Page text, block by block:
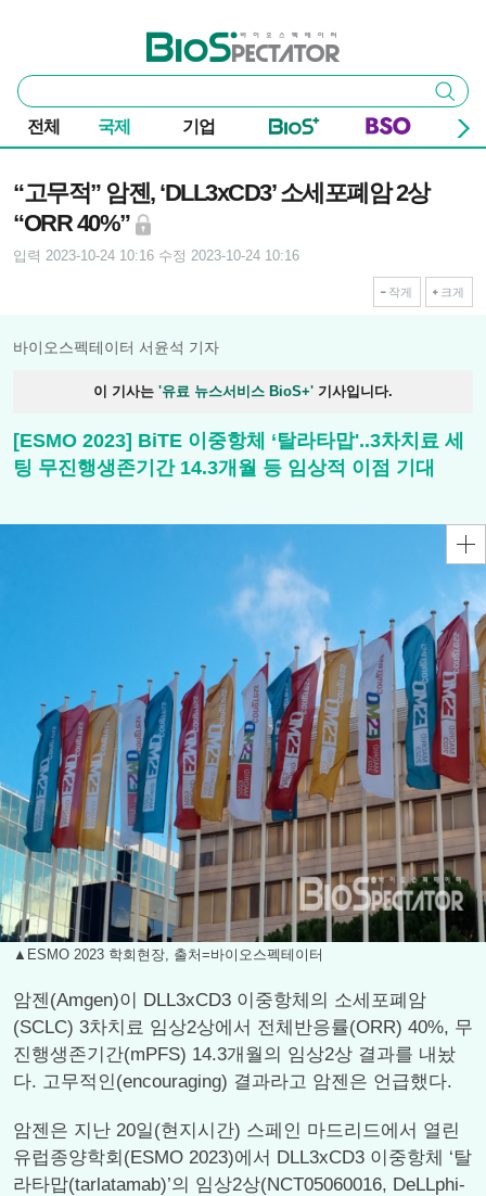
바이오스펙테이터
통
합
검
색
검색
전체 국제 기업
“고무적” 암젠, ‘DLL3xCD3’ 소세포폐암 2상
“ORR 40%”
입력 2023-10-24 10:16 수정 2023-10-24 10:16
작게 크게
바이오스펙테이터 서윤석 기자
이 기사는 '유료 뉴스서비스 BioS+' 기사입니다.
[ESMO 2023] BiTE 이중항체 ‘탈라타맙'..3차치료 세
팅 무진행생존기간 14.3개월 등 임상적 이점 기대
▲ESMO 2023 학회현장, 출처=바이오스펙테이터
암젠(Amgen)이 DLL3xCD3 이중항체의 소세포폐암
(SCLC) 3차치료 임상2상에서 전체반응률(ORR) 40%, 무
진행생존기간(mPFS) 14.3개월의 임상2상 결과를 내놨
다. 고무적인(encouraging) 결과라고 암젠은 언급했다.
암젠은 지난 20일(현지시간) 스페인 마드리드에서 열린
유럽종양학회(ESMO 2023)에서 DLL3xCD3 이중항체 ‘탈
라타맙(tarlatamab)’의 임상2상(NCT05060016, DeLLphi-